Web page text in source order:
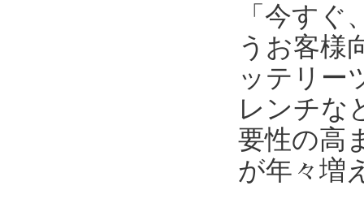
「今す
うお客様
ッテリー
レンチな
要性の高
が年々増